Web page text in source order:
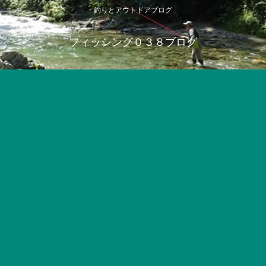
釣りとアウトドアブログ
フィッシング０３８ブログ